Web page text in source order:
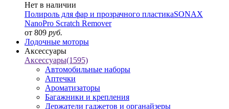
Нет в наличии
Полироль для фар и прозрачного пластикаSONAX
NanoPro Scratch Remover
от 809 руб.
Лодочные моторы
Аксессуары
Аксессуары(1595)
Автомобильные наборы
Аптечки
Ароматизаторы
Багажники и крепления
Держатели гаджетов и органайзеры